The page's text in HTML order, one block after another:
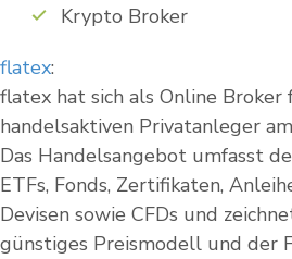
Krypto Broker
flatex:
flatex hat sich als Online Broker
handelsaktiven Privatanleger
Das Handelsangebot umfasst
ETFs, Fonds, Zertifikaten,
Devisen sowie CFDs und
günstiges Preismodell und der